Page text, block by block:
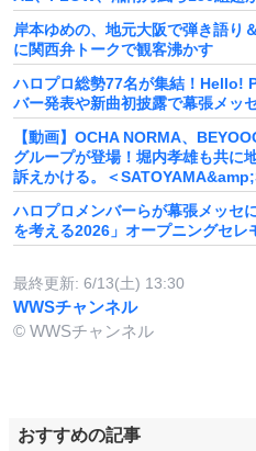
岸本ゆめの、地元大阪で弾き語り
に関西弁トークで観客沸かす
ハロプロ総勢77名が集結！Hello!
バー発表や新曲初披露で幕張メッ
【動画】OCHA NORMA、
グループが登場！堀内孝雄も共に
訴えかける。＜
ハロプロメンバーらが幕張メッセ
を考える2026」オープニングセレ
最終更新: 6/13(土) 13:30
WWSチャンネル
© WWSチャンネル
おすすめの記事